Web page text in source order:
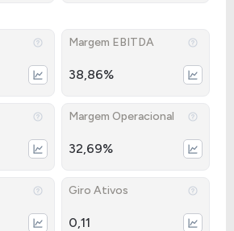
Margem EBITDA
38,86%
Margem Operacional
32,69%
Giro Ativos
0,11